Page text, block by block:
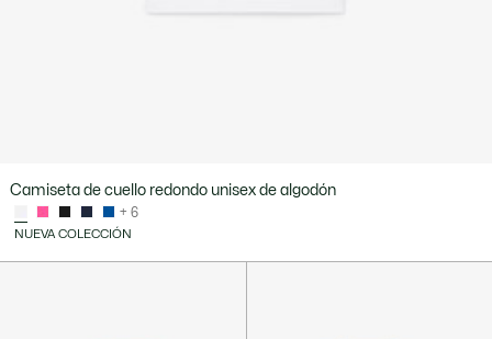
Camiseta de cuello redondo unisex de algodón
+ 6
NUEVA COLECCIÓN